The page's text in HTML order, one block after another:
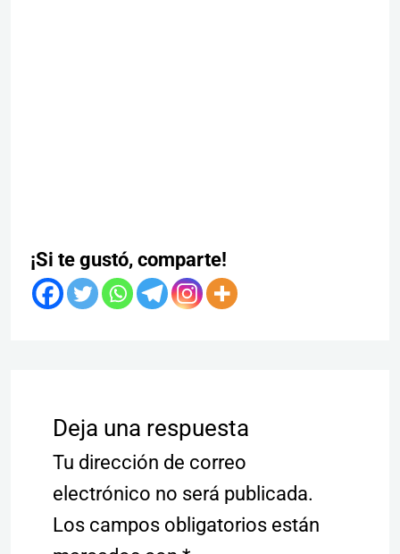
¡Si te gustó, comparte!
Deja una respuesta
Tu dirección de correo
electrónico no será publicada.
Los campos obligatorios están